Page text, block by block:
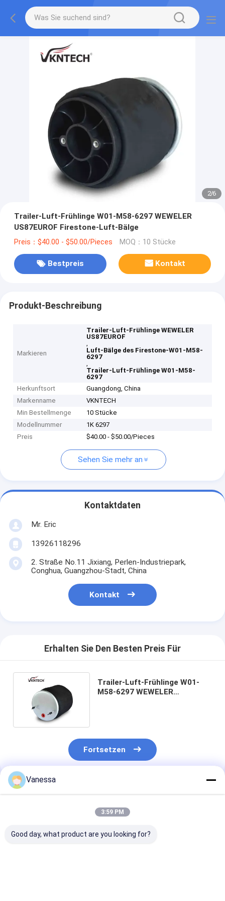
2/6
Trailer-Luft-Frühlinge W01-M58-6297 WEWELER
US87EUROF Firestone-Luft-Bälge
Preis：$40.00 - $50.00/Pieces MOQ：10 Stücke
Bestpreis Kontakt
Produkt-Beschreibung
Markieren
Trailer-Luft-Frühlinge WEWELER
US87EUROF
,
Luft-Bälge des Firestone-W01-M58-
6297
,
Trailer-Luft-Frühlinge W01-M58-
6297
Herkunftsort
Guangdong, China
Markenname
VKNTECH
Min Bestellmenge
10 Stücke
Modellnummer
1K 6297
Preis
$40.00 - $50.00/Pieces
Sehen Sie mehr an
Kontaktdaten
Mr. Eric
13926118296
2. Straße No.11 Jixiang, Perlen-Industriepark,
Conghua, Guangzhou-Stadt, China
Kontakt
Erhalten Sie Den Besten Preis Für
Trailer-Luft-Frühlinge W01-
M58-6297 WEWELER
Fortsetzen
Empfohlene Produkte
Vanessa
3:59 PM
Good day, what product are you looking for?